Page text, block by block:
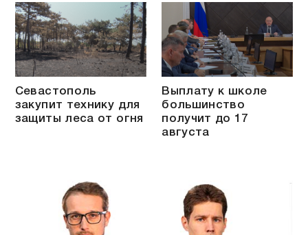
Севастополь
закупит технику для
защиты леса от огня
Выплату к школе
большинство
получит до 17
августа